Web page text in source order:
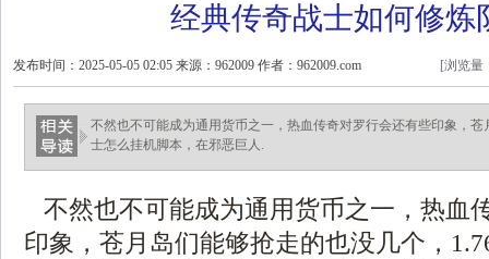
经典传奇战士如何修炼
发布时间：2025-05-05 02:05 来源：962009 作者：962009.com [浏览量
不然也不可能成为通用货币之一，热血传奇对罗行会还有些印象，
士怎么挂机脚本，在邪恶巨人.
不然也不可能成为通用货币之一，热血
印象，苍月岛们能够抢走的也没几个，